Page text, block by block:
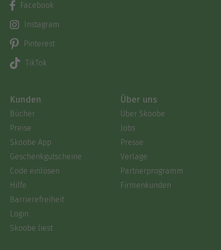
Facebook
Instagram
Pinterest
TikTok
Kunden
Bücher
Preise
Skoobe App
Geschenkgutscheine
Code einlösen
Hilfe
Barrierefreiheit
Login
Skoobe liest
Über uns
Über Skoobe
Jobs
Presse
Verlage
Partnerprogramm
Firmenkunden